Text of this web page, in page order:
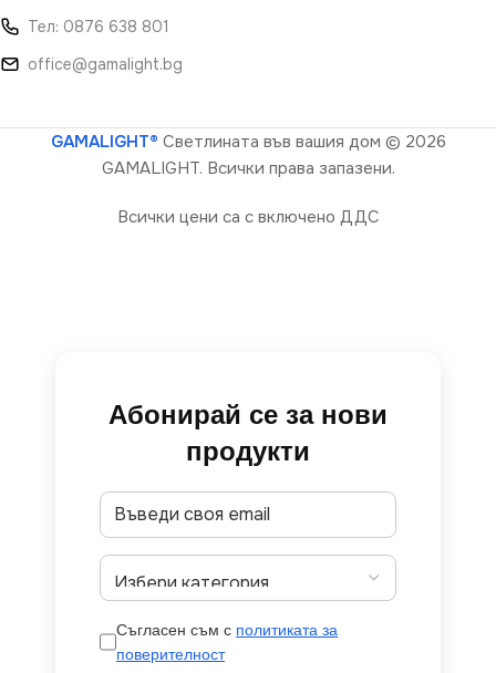
Тел: 0876 638 801
office@gamalight.bg
GAMALIGHT® Светлината във вашия дом © 2026
GAMALIGHT. Всички права запазени.
Всички цени са с включено ДДС
Абонирай се за нови
продукти
Съгласен съм с политиката за
поверителност